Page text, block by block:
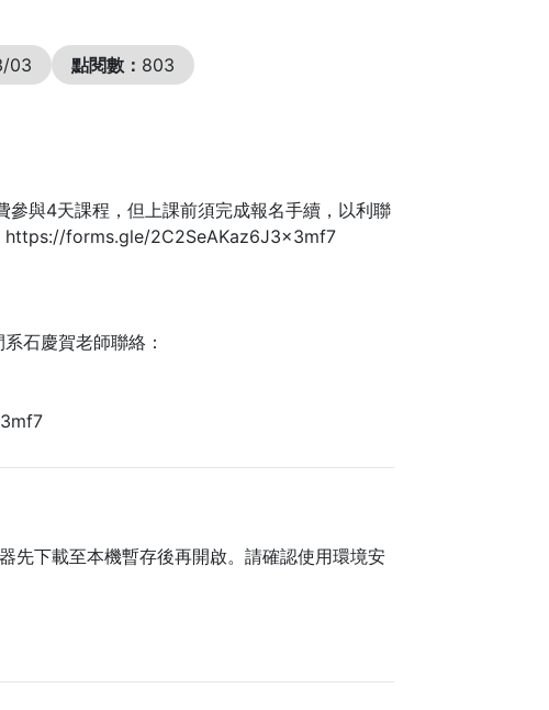
03 點閱數： 803
與4天課程，但上課前須完成報名手續，以利聯
https://forms.gle/2C2SeAKaz6J3x3mf7
石慶賀老師聯絡：
先下載至本機暫存後再開啟。請確認使用環境安